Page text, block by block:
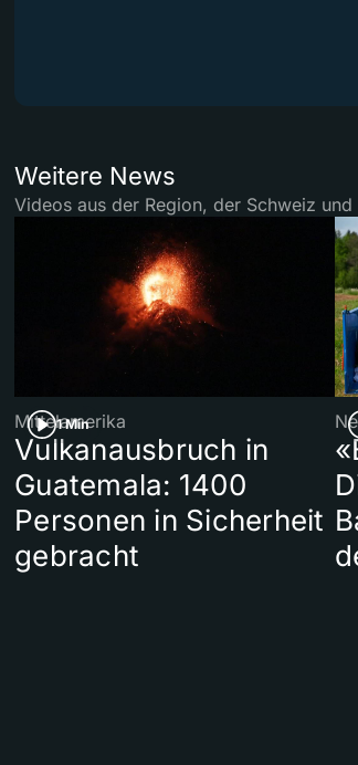
Weitere News
Videos aus der Region, der Schweiz und
1 Min
Mittelamerika
Vulkanausbruch in
Guatemala: 1400
Personen in Sicherheit
gebracht